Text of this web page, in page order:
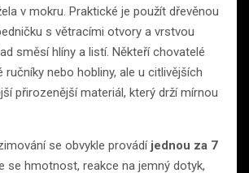
v mokru. Praktické je použít dřevěnou
s větracími otvory a vrstvou
směsí hlíny a listí. Někteří chovatelé
ručníky nebo hobliny, ale u citlivějších
přirozenější materiál, který drží mírnou
se obvykle provádí jednou za 7
se hmotnost, reakce na jemný dotyk,